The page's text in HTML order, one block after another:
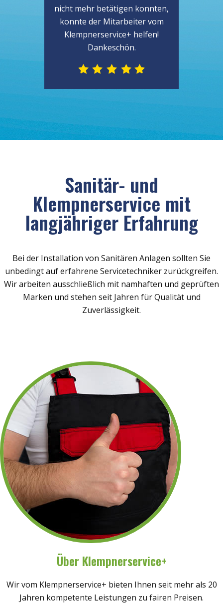
nicht mehr betätigen konnten,
konnte der Mitarbeiter vom
Klempnerservice+ helfen!
Dankeschön.
Sanitär- und
Klempnerservice mit
langjähriger Erfahrung
Bei der Installation von Sanitären Anlagen sollten Sie
unbedingt auf erfahrene Servicetechniker zurückgreifen.
Wir arbeiten ausschließlich mit namhaften und geprüften
Marken und stehen seit Jahren für Qualität und
Zuverlässigkeit.
Über Klempnerservice+
Wir vom Klempnerservice+ bieten Ihnen seit mehr als 20
Jahren kompetente Leistungen zu fairen Preisen.